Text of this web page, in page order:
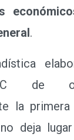
.
de
la primera
deja